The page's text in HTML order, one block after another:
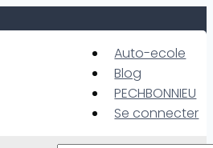
Auto-ecole
Blog
PECHBONNIEU
Se connecter